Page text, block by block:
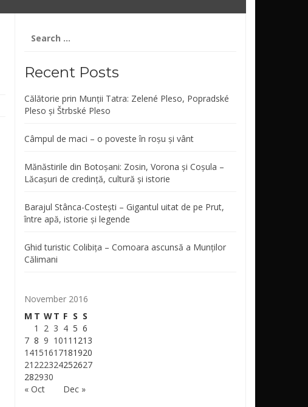
for:
Recent Posts
Călătorie prin Munții Tatra: Zelené Pleso, Popradské
Pleso și Štrbské Pleso
Câmpul de maci – o poveste în roșu și vânt
Mănăstirile din Botoșani: Zosin, Vorona și Coșula –
Lăcașuri de credință, cultură și istorie
Barajul Stânca-Costești – Gigantul uitat de pe Prut,
între apă, istorie și legende
Ghid turistic Colibița – Comoara ascunsă a Munților
Călimani
November 2016
M T WT F S S
« Oct Dec »
1 2 3 4 5 6
7 8 9 1011 1213
14151617181920
21 222324252627
282930